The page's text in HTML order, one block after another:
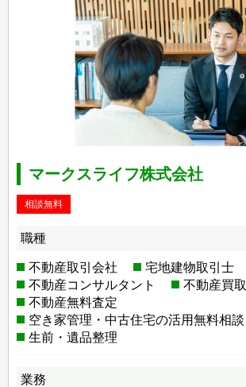
マークスライフ株式会社
相談無料
職種
不動産取引会社
宅地建物取引士
不動産コンサルタント
不動産買取
不動産無料査定
空き家管理・中古住宅の活用無料相談
生前・遺品整理
業務